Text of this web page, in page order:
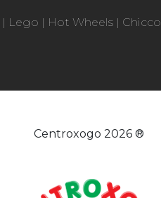
| Lego | Hot Wheels | Chicco
Centroxogo 2026 ®